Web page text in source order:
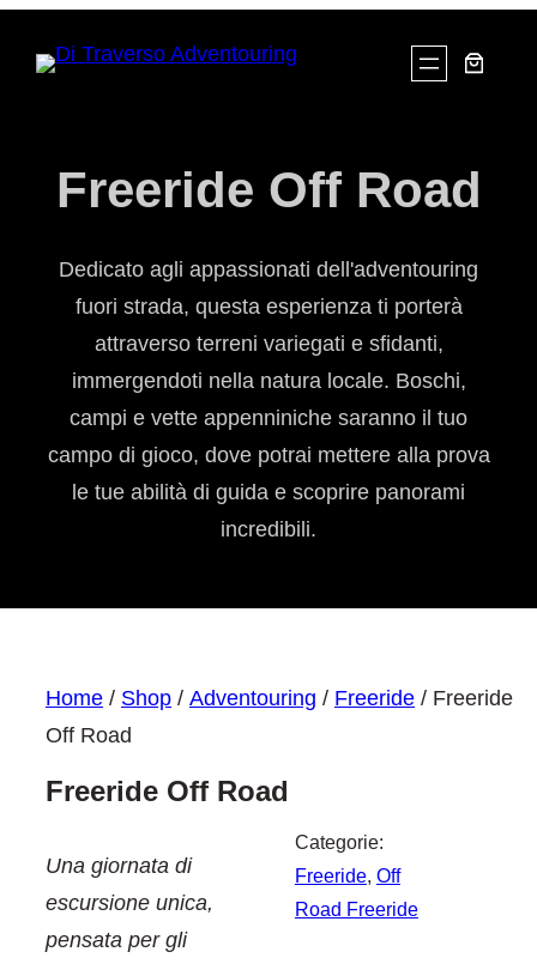
Freeride Off Road
Dedicato agli appassionati dell'adventouring
fuori strada, questa esperienza ti porterà
attraverso terreni variegati e sfidanti,
immergendoti nella natura locale. Boschi,
campi e vette appenniniche saranno il tuo
campo di gioco, dove potrai mettere alla prova
le tue abilità di guida e scoprire panorami
incredibili.
Home / Shop / Adventouring / Freeride / Freeride
Off Road
Freeride Off Road
Una giornata di
escursione unica,
pensata per gli
Categorie:
Freeride, Off
Road Freeride